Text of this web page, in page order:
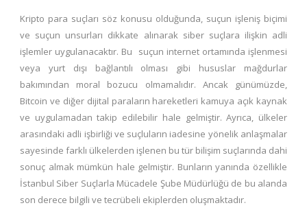
Kripto para suçları söz konusu olduğunda, suçun işleniş biçimi
ve suçun unsurları dikkate alınarak siber suçlara ilişkin adli
işlemler uygulanacaktır. Bu suçun internet ortamında işlenmesi
veya yurt dışı bağlantılı olması gibi hususlar mağdurlar
bakımından moral bozucu olmamalıdır. Ancak günümüzde,
Bitcoin ve diğer dijital paraların hareketleri kamuya açık kaynak
ve uygulamadan takip edilebilir hale gelmiştir. Ayrıca, ülkeler
arasındaki adli işbirliği ve suçluların iadesine yönelik anlaşmalar
sayesinde farklı ülkelerden işlenen bu tür bilişim suçlarında dahi
sonuç almak mümkün hale gelmiştir. Bunların yanında özellikle
İstanbul Siber Suçlarla Mücadele Şube Müdürlüğü de bu alanda
son derece bilgili ve tecrübeli ekiplerden oluşmaktadır.